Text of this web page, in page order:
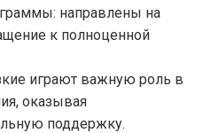
направлены на
к полноценной
играют важную роль в
оказывая
поддержку.